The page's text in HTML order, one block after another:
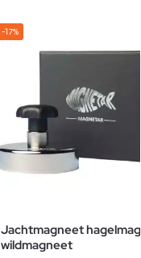
-17%
Jachtmagneet
wildmagneet